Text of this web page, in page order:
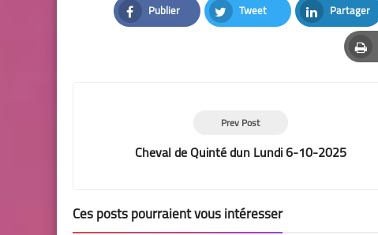
Publier
Facebook
Tweet
Twitter
Partager
LinkedIn
Prev Post
Cheval de Quinté dun Lundi 6-10-2025
Ces posts pourraient vous intéresser